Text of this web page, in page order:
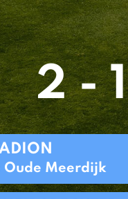
2 - 1
Oude Meerdijk